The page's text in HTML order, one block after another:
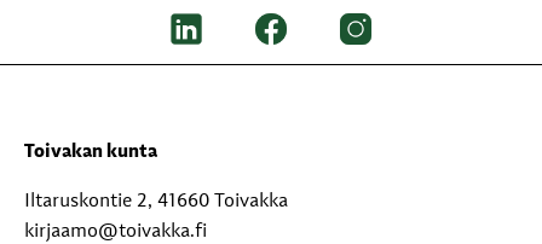
Toivakan kunta
Iltaruskontie 2, 41660 Toivakka
kirjaamo@toivakka.fi